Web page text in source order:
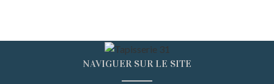
NAVIGUER SUR LE SITE